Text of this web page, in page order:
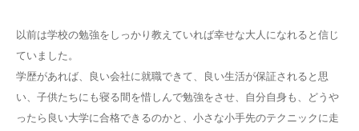
以前は学校の勉強をしっかり教えていれば幸せな大人になれると信じ
ていました。
学歴があれば、良い会社に就職できて、良い生活が保証されると思
い、子供たちにも寝る間を惜しんで勉強をさせ、自分自身も、どうや
ったら良い大学に合格できるのかと、小さな小手先のテクニックに走